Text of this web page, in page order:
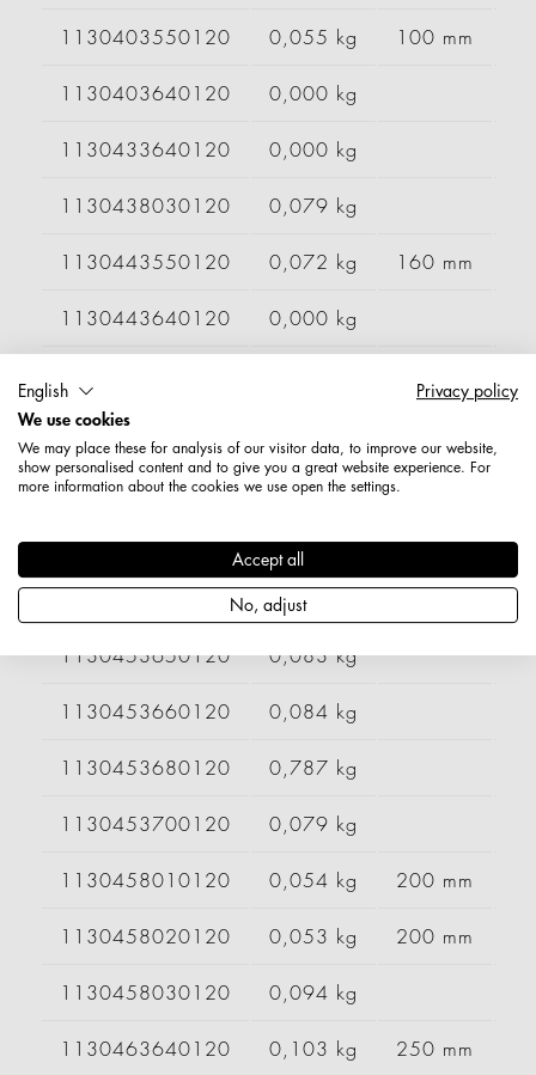
1130403550120 0,055 kg 100 mm
1130403640120 0,000 kg
1130433640120 0,000 kg
1130438030120 0,079 kg
1130443550120 0,072 kg 160 mm
1130443640120 0,000 kg
1130443680120
1130448020120 0,000 kg 160 mm
1130453550120 0,078 kg 200 mm
0,082 kg
1130453650120 0,083 kg
1130453660120 0,084 kg
1130453680120 0,787 kg
1130453700120 0,079 kg
1130458010120 0,054 kg 200 mm
1130458020120 0,053 kg 200 mm
1130458030120 0,094 kg
1130463640120 0,103 kg 250 mm
English
Privacy policy
We use cookies
We may place these for analysis of our visitor data, to improve our website,
show personalised content and to give you a great website experience. For
more information about the cookies we use open the settings.
Accept all
No, adjust